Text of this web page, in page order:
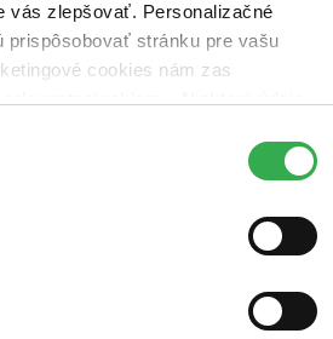
vás zlepšovať. Personalizačné
prispôsobovať stránku pre vašu
cookies nám zas
všetky tieto cookies. Ďakujeme!